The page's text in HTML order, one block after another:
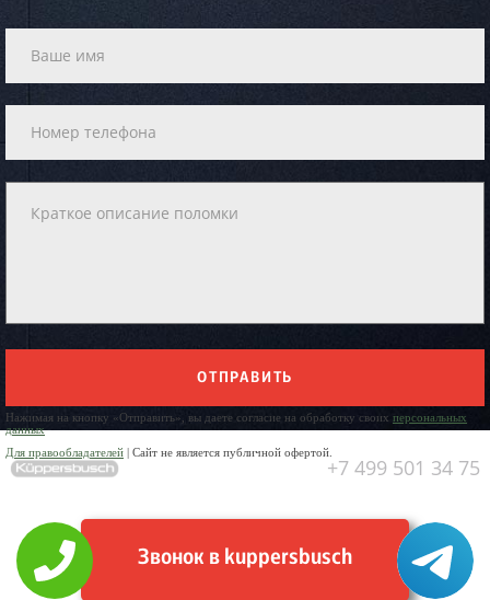
ОТПРАВИТЬ
Нажимая на кнопку «Отправить», вы даете согласие на обработку своих персональных
данных
Для правообладателей | Сайт не является публичной офертой.
+7 499 501 34 75
Звонок в kuppersbusch